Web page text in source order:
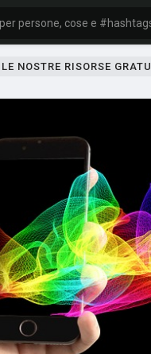
NOSTRE RISORSE